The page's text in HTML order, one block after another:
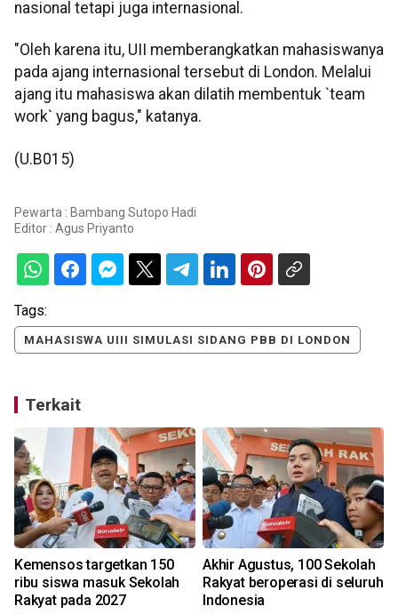
nasional tetapi juga internasional.
"Oleh karena itu, UII memberangkatkan mahasiswanya
pada ajang internasional tersebut di London. Melalui
ajang itu mahasiswa akan dilatih membentuk `team
work` yang bagus," katanya.
(U.B015)
Pewarta : Bambang Sutopo Hadi
Editor : Agus Priyanto
Tags:
MAHASISWA UIII SIMULASI SIDANG PBB DI LONDON
Terkait
Kemensos targetkan 150
ribu siswa masuk Sekolah
Rakyat pada 2027
Akhir Agustus, 100 Sekolah
Rakyat beroperasi di seluruh
Indonesia